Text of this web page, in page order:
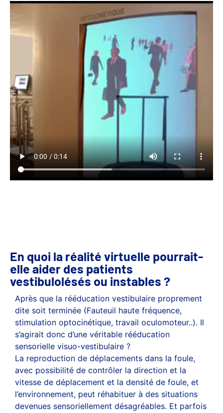
En quoi la réalité virtuelle pourrait-
elle aider des patients
vestibulolésés ou instables ?
Après que la rééducation vestibulaire proprement
dite soit terminée (Fauteuil haute fréquence,
stimulation optocinétique, travail oculomoteur..). Il
s’agirait donc d’une véritable rééducation
sensorielle visuo-vestibulaire ?
La reproduction de déplacements dans la foule,
avec possibilité de contrôler la direction et la
vitesse de déplacement et la densité de foule, et
l’environnement, peut réhabituer à des situations
devenues sensoriellement désagréables. Et parfois